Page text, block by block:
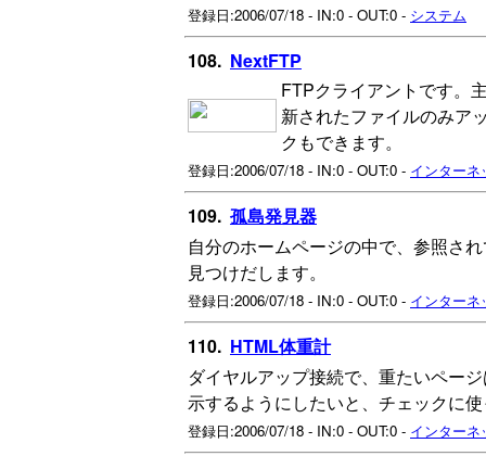
登録日:2006/07/18 - IN:0 - OUT:0 - システム
108. NextFTP
FTPクライアントです。
新されたファイルのみア
クもできます。
登録日:2006/07/18 - IN:0 - OUT:0 - インターネ
109. 孤島発見器
自分のホームページの中で、参照さ
見つけだします。
登録日:2006/07/18 - IN:0 - OUT:0 - インターネ
110. HTML体重計
ダイヤルアップ接続で、重たいペー
示するようにしたいと、チェックに
登録日:2006/07/18 - IN:0 - OUT:0 - インターネ